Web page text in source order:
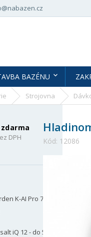
BAZÉNU
Strojovna
DPH
K-AI Pro 70
iQ 12 - do 50
Kód: 12086